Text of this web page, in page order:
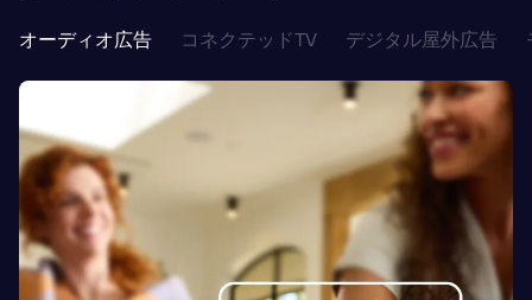
オーディオ広告 コネクテッドTV デジタル屋外広告